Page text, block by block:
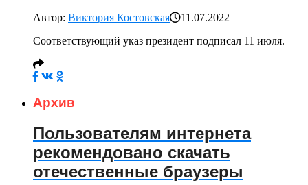
Автор: Виктория Костовская
11.07.2022
Соответствующий указ президент подписал 11 июля.
Архив
Пользователям интернета
рекомендовано скачать
отечественные браузеры